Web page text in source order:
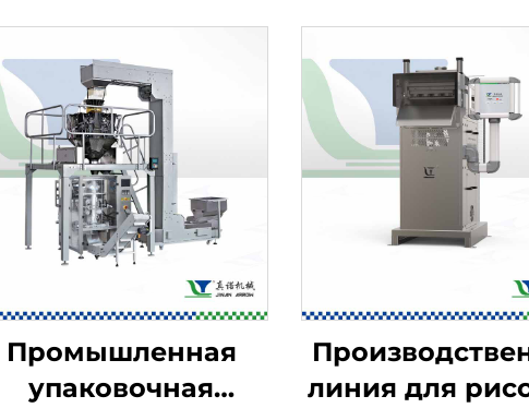
Промышленная
упаковочная
линия для